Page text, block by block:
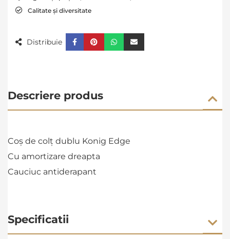
Calitate și diversitate
Distribuie
Descriere produs
Coș de colț dublu Konig Edge
Cu amortizare dreapta
Cauciuc antiderapant
Specificatii